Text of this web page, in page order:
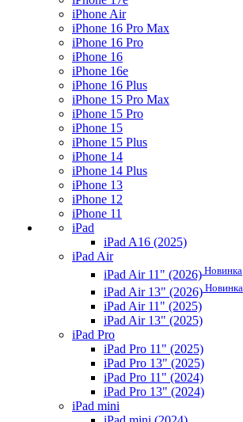
iPhone Air
iPhone 16 Pro Max
iPhone 16 Pro
iPhone 16
iPhone 16e
iPhone 16 Plus
iPhone 15 Pro Max
iPhone 15 Pro
iPhone 15
iPhone 15 Plus
iPhone 14
iPhone 14 Plus
iPhone 13
iPhone 12
iPhone 11
iPad
iPad A16 (2025)
iPad Air
iPad Air 11" (2026) Новинка
iPad Air 13" (2026) Новинка
iPad Air 11" (2025)
iPad Air 13" (2025)
iPad Pro
iPad Pro 11" (2025)
iPad Pro 13" (2025)
iPad Pro 11" (2024)
iPad Pro 13" (2024)
iPad mini